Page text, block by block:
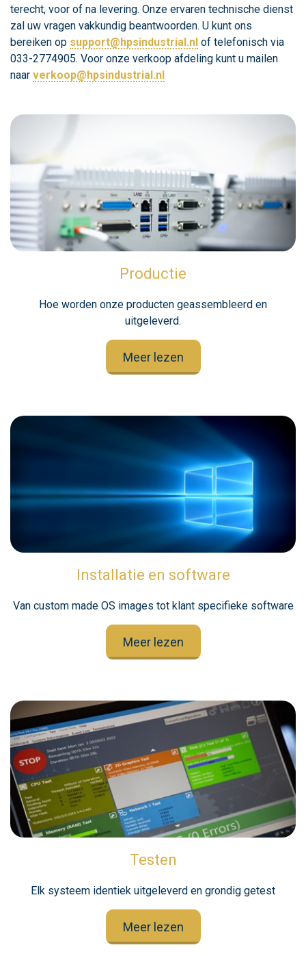
terecht, voor of na levering. Onze ervaren technische dienst
zal uw vragen vakkundig beantwoorden. U kunt ons
bereiken op support@hpsindustrial.nl of telefonisch via
033-2774905. Voor onze verkoop afdeling kunt u mailen
naar verkoop@hpsindustrial.nl
Productie
Hoe worden onze producten geassembleerd en
uitgeleverd.
Meer lezen
Installatie en software
Van custom made OS images tot klant specifieke software
Meer lezen
Testen
Elk systeem identiek uitgeleverd en grondig getest
Meer lezen